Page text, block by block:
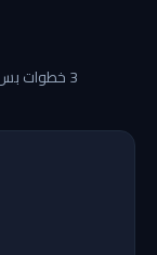
3 خطوات بس وهتحصل على استشارتك المجانية